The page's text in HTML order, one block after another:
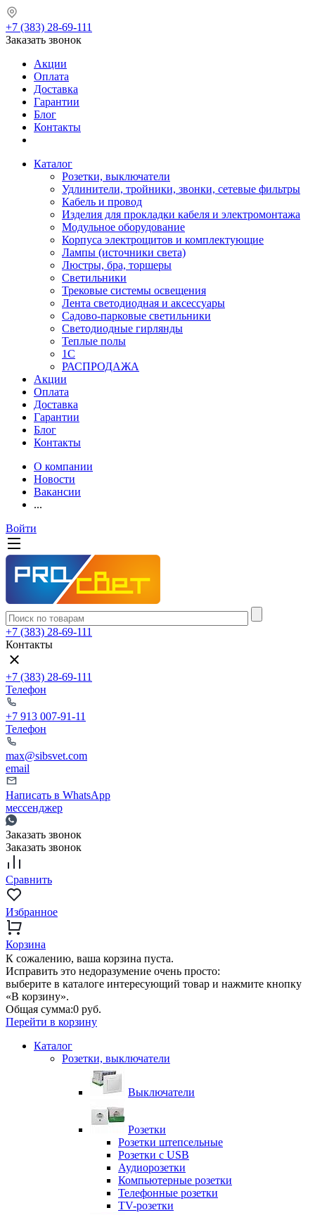
+7 (383) 28-69-111
Заказать звонок
Акции
Оплата
Доставка
Гарантии
Блог
Контакты
Каталог
Розетки, выключатели
Удлинители, тройники, звонки, сетевые фильтры
Кабель и провод
Изделия для прокладки кабеля и электромонтажа
Модульное оборудование
Корпуса электрощитов и комплектующие
Лампы (источники света)
Люстры, бра, торшеры
Светильники
Трековые системы освещения
Лента светодиодная и аксессуары
Садово-парковые светильники
Светодиодные гирлянды
Теплые полы
1С
РАСПРОДАЖА
Акции
Оплата
Доставка
Гарантии
Блог
Контакты
О компании
Новости
Вакансии
...
Войти
+7 (383) 28-69-111
Контакты
+7 (383) 28-69-111
Телефон
+7 913 007-91-11
Телефон
max@sibsvet.com
email
Написать в WhatsApp
мессенджер
Заказать звонок
Заказать звонок
Сравнить
Избранное
Корзина
К сожалению, ваша корзина пуста.
Исправить это недоразумение очень просто:
выберите в каталоге интересующий товар и нажмите кнопку
«В корзину».
Общая сумма:0 руб.
Перейти в корзину
Каталог
Розетки, выключатели
Выключатели
Розетки
Розетки штепсельные
Розетки с USB
Аудиорозетки
Компьютерные розетки
Телефонные розетки
TV-розетки